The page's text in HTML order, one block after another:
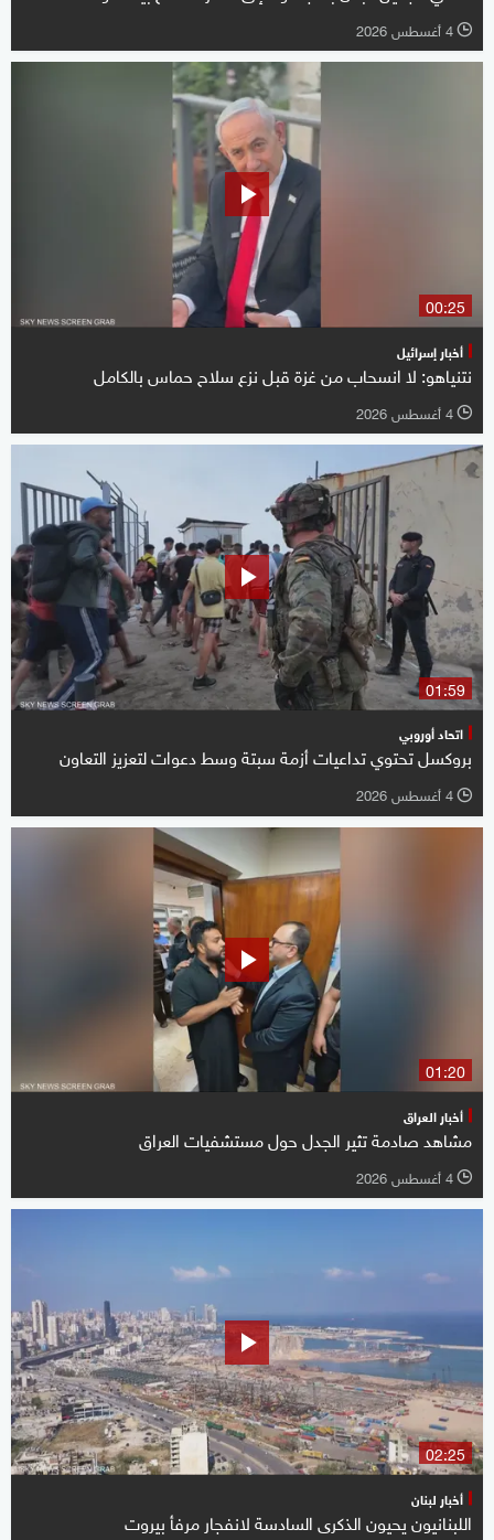
l 4 أغسطس 2026
00:25
أخبار إسرائيل
نتنياهو: لا انسحاب من غزة قبل نزع سلاح حماس بالكامل
l 4 أغسطس 2026
01:59
اتحاد أوروبي
بروكسل تحتوي تداعيات أزمة سبتة وسط دعوات لتعزيز التعاون
l 4 أغسطس 2026
01:20
أخبار العراق
مشاهد صادمة تثير الجدل حول مستشفيات العراق
l 4 أغسطس 2026
02:25
أخبار لبنان
اللبنانيون يحيون الذكرى السادسة لانفجار مرفأ بيروت